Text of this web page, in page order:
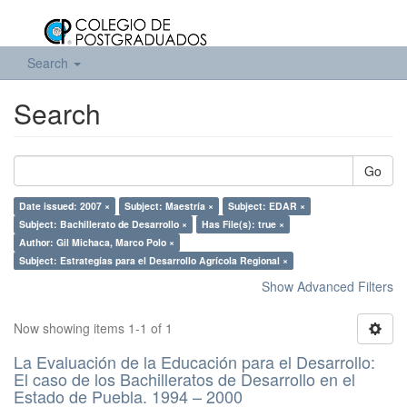
Search
Search
Go
Date issued: 2007 × Subject: Maestría ×
Subject: EDAR ×
Subject: Bachillerato de Desarrollo ×
Has File(s): true ×
Author: Gil Michaca, Marco Polo ×
Subject: Estrategías para el Desarrollo Agrícola Regional ×
Show Advanced Filters
Now showing items 1-1 of 1
La Evaluación de la Educación para el Desarrollo:
El caso de los Bachilleratos de Desarrollo en el
Estado de Puebla. 1994 – 2000